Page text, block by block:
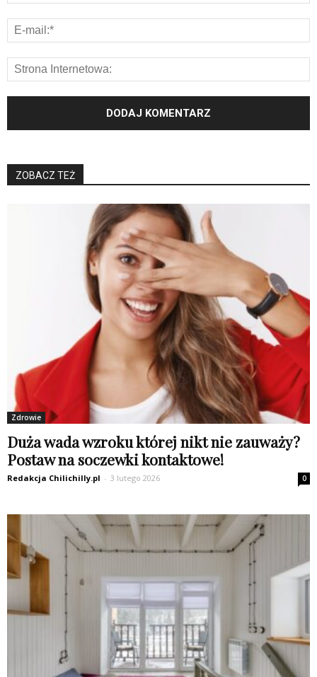
ZOBACZ TEŻ
Zdrowie
Duża wada wzroku której nikt nie zauważy?
Postaw na soczewki kontaktowe!
Redakcja Chilichilly.pl - 3 lutego 2026 0